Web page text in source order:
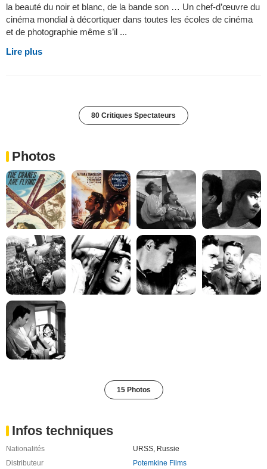
la beauté du noir et blanc, de la bande son … Un chef-d’œuvre du
cinéma mondial à décortiquer dans toutes les écoles de cinéma
et de photographie même s’il ...
Lire plus
80 Critiques Spectateurs
Photos
15 Photos
Infos techniques
Nationalités URSS, Russie
Distributeur
Potemkine Films